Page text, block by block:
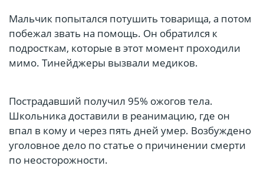
Мальчик попытался потушить товарища, а потом
побежал звать на помощь. Он обратился к
подросткам, которые в этот момент проходили
мимо. Тинейджеры вызвали медиков.
Пострадавший получил 95% ожогов тела.
Школьника доставили в реанимацию, где он
впал в кому и через пять дней умер. Возбуждено
уголовное дело по статье о причинении смерти
по неосторожности.